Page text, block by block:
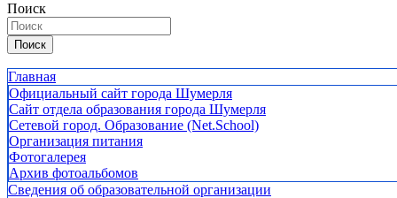
Поиск
Поиск
Главная
Официальный сайт города Шумерля
Сайт отдела образования города Шумерля
Сетевой город. Образование (Net.School)
Организация питания
Фотогалерея
Архив фотоальбомов
Сведения об образовательной организации